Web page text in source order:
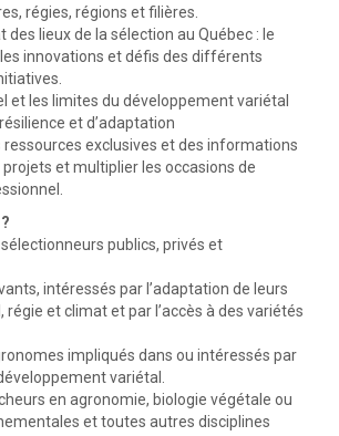
régies, régions et filières.
des lieux de la sélection au Québec : le
innovations et défis des différents
et les limites du développement variétal
et d’adaptation
ressources exclusives et des informations
et multiplier les occasions de
publics, privés et
intéressés par l’adaptation de leurs
régie et climat et par l’accès à des variétés
impliqués dans ou intéressés par
variétal.
en agronomie, biologie végétale ou
et toutes autres disciplines